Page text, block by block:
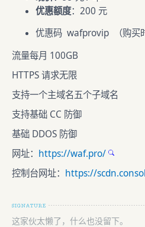
优惠额度：200 元
优惠码 wafprovip （购买
流量每月 100GB
HTTPS 请求无限
支持一个主域名五个子域名
支持基础 CC 防御
基础 DDOS 防御
网址： https://waf.pro/
控制台网址： https://
这家伙太懒了，什么也没留下。